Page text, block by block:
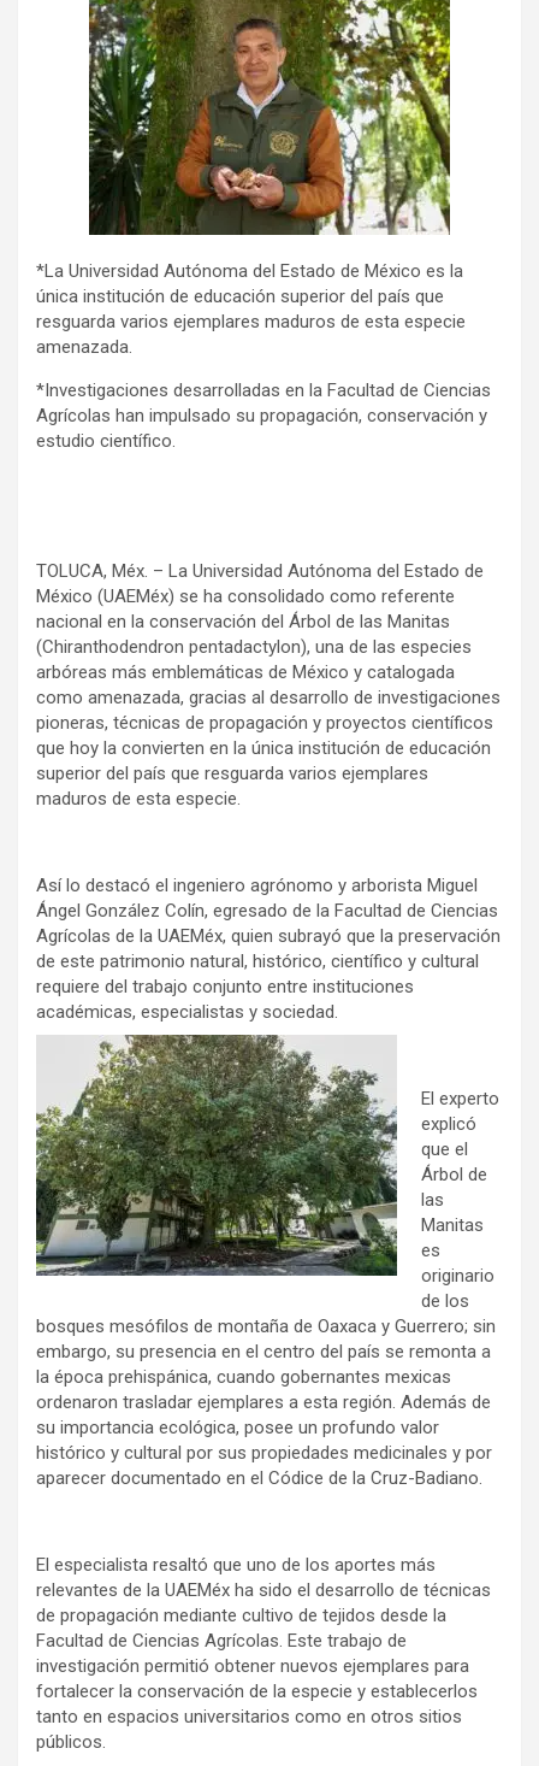
*La Universidad Autónoma del Estado de México es la
única institución de educación superior del país que
resguarda varios ejemplares maduros de esta especie
amenazada.
*Investigaciones desarrolladas en la Facultad de Ciencias
Agrícolas han impulsado su propagación, conservación y
estudio científico.
TOLUCA, Méx. – La Universidad Autónoma del Estado de
México (UAEMéx) se ha consolidado como referente
nacional en la conservación del Árbol de las Manitas
(Chiranthodendron pentadactylon), una de las especies
arbóreas más emblemáticas de México y catalogada
como amenazada, gracias al desarrollo de investigaciones
pioneras, técnicas de propagación y proyectos científicos
que hoy la convierten en la única institución de educación
superior del país que resguarda varios ejemplares
maduros de esta especie.
Así lo destacó el ingeniero agrónomo y arborista Miguel
Ángel González Colín, egresado de la Facultad de Ciencias
Agrícolas de la UAEMéx, quien subrayó que la preservación
de este patrimonio natural, histórico, científico y cultural
requiere del trabajo conjunto entre instituciones
académicas, especialistas y sociedad.
El experto
explicó
que el
Árbol de
las
Manitas
es
originario
de los
bosques mesófilos de montaña de Oaxaca y Guerrero; sin
embargo, su presencia en el centro del país se remonta a
la época prehispánica, cuando gobernantes mexicas
ordenaron trasladar ejemplares a esta región. Además de
su importancia ecológica, posee un profundo valor
histórico y cultural por sus propiedades medicinales y por
aparecer documentado en el Códice de la Cruz-Badiano.
El especialista resaltó que uno de los aportes más
relevantes de la UAEMéx ha sido el desarrollo de técnicas
de propagación mediante cultivo de tejidos desde la
Facultad de Ciencias Agrícolas. Este trabajo de
investigación permitió obtener nuevos ejemplares para
fortalecer la conservación de la especie y establecerlos
tanto en espacios universitarios como en otros sitios
públicos.